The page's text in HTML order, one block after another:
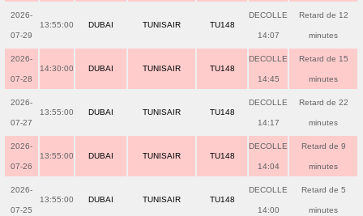
2026-
07-29
13:55:00 DUBAI TUNISAIR TU148
DECOLLE
14:07
Retard de 12
minutes
2026-
07-28
14:30:00 DUBAI TUNISAIR TU148
DECOLLE
14:45
Retard de 15
minutes
2026-
07-27
13:55:00 DUBAI TUNISAIR TU148
DECOLLE
14:17
Retard de 22
minutes
2026-
07-26
13:55:00 DUBAI TUNISAIR TU148
DECOLLE
14:04
Retard de 9
minutes
2026-
07-25
13:55:00 DUBAI TUNISAIR TU148
DECOLLE
14:00
Retard de 5
minutes